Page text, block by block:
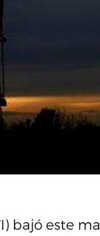
bajó este